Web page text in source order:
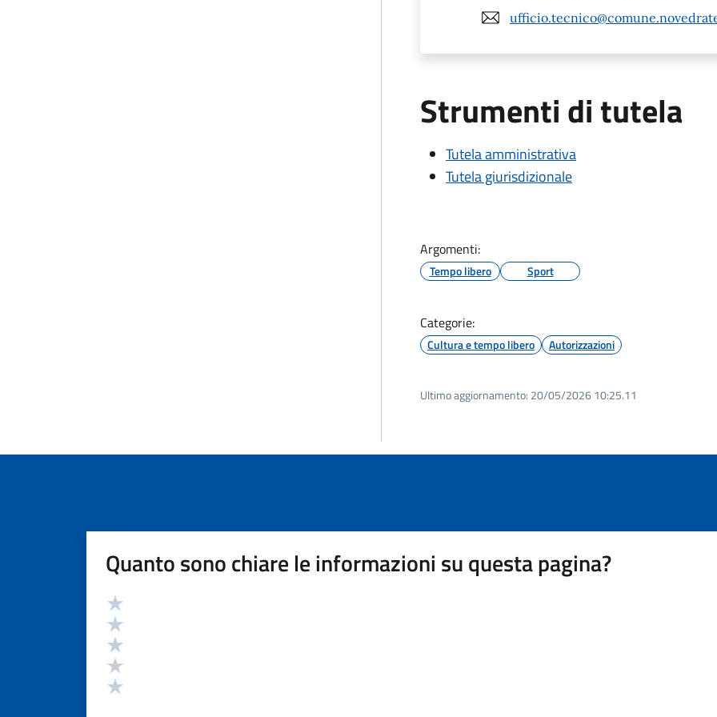
Strumenti di tutela
Tutela amministrativa
Tutela giurisdizionale
Argomenti:
Tempo libero Sport
Categorie:
Cultura e tempo libero Autorizzazioni
Ultimo aggiornamento: 20/05/2026 10:25.11
Quanto sono chiare le informazioni su questa pagina?
Valutazione